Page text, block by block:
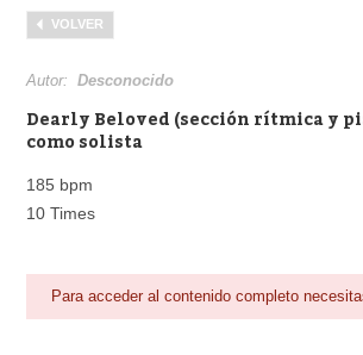
Menu
Biblioteca
Área personal
VOLVER
Autor:Desconocido
Dearly Beloved (sección rítmica y
como solista
185 bpm
10 Times
Para acceder al contenido completo